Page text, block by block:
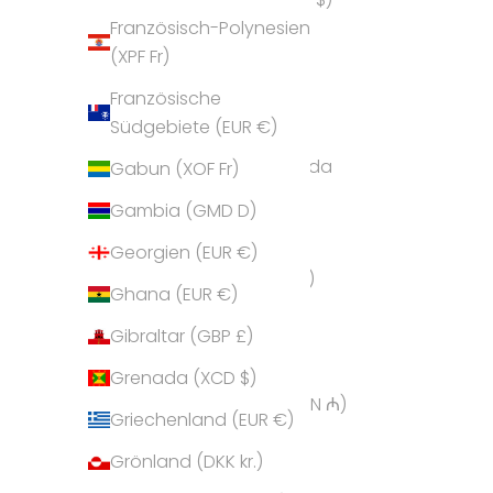
Französisch-Polynesien
(XPF Fr)
Französische
Südgebiete (EUR €)
Gabun (XOF Fr)
Gambia (GMD D)
Georgien (EUR €)
Ghana (EUR €)
Gibraltar (GBP £)
Grenada (XCD $)
Griechenland (EUR €)
Grönland (DKK kr.)
Andorra (EUR €)
Anguilla (XCD $)
Antigua und Barbuda
(XCD $)
Argentinien (EUR €)
Armenien (AMD դր.)
Aruba (AWG ƒ)
Ascension (SHP £)
Aserbaidschan (AZN ₼)
Australien (AUD $)